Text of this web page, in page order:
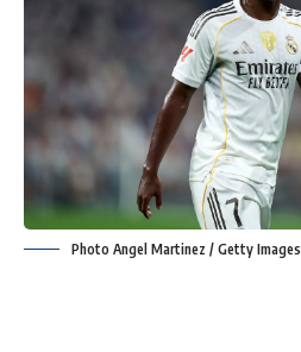
Photo Angel Martinez / Getty Images